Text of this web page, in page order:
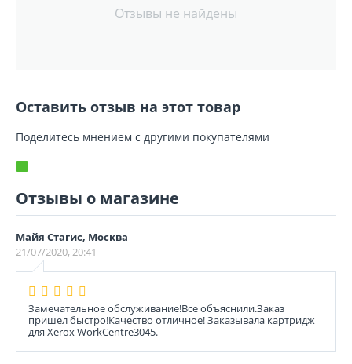
Отзывы не найдены
Оставить отзыв на этот товар
Поделитесь мнением с другими покупателями
Отзывы о магазине
Майя Стагис, Москва
21/07/2020, 20:41
Замечательное обслуживание!Все объяснили.Заказ
пришел быстро!Качество отличное! Заказывала картридж
для Xerox WorkCentre3045.